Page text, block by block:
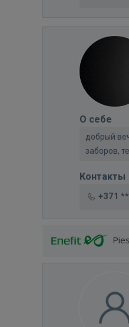
О себе
добрый
заборов,
Контакты
+371